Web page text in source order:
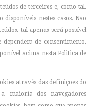
de terceiros e, como tal,
nestes casos. Não
tal apenas será possível
de consentimento,
acima nesta Politica de
através das definições do
maioria dos navegadores